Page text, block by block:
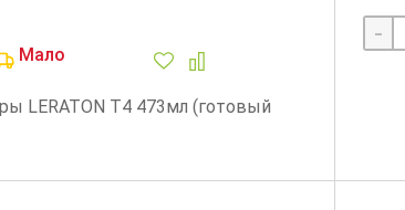
Мало
LERATON T4 473мл (готовый
-